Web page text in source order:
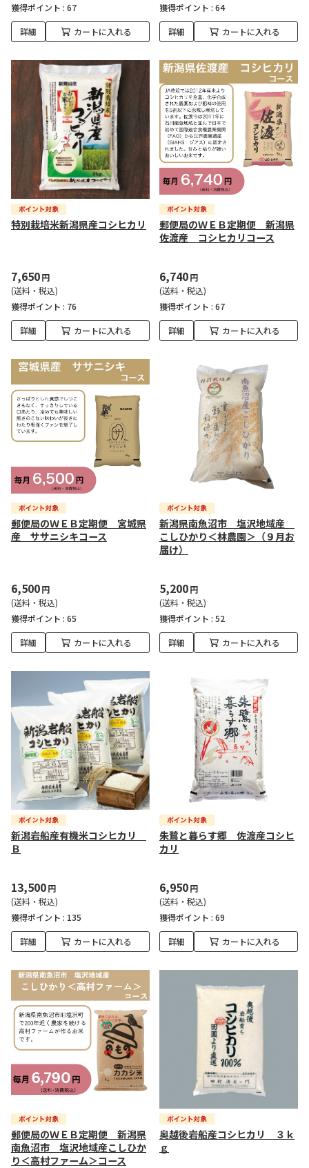
獲得ポイント : 67
詳細 カートに入れる
獲得ポイント : 64
詳細 カートに入れる
特別栽培米新潟県産コシヒカリ
7,650円
(送料・税込)
獲得ポイント : 76
詳細 カートに入れる
郵便局のＷＥＢ定期便 新潟県
佐渡産 コシヒカリコース
6,740円
(送料・税込)
獲得ポイント : 67
詳細 カートに入れる
郵便局のＷＥＢ定期便 宮城県
産 ササニシキコース
6,500円
(送料・税込)
獲得ポイント : 65
詳細 カートに入れる
新潟県南魚沼市 塩沢地域産
こしひかり＜林農園＞（９月お
届け）
5,200円
(送料・税込)
獲得ポイント : 52
詳細 カートに入れる
新潟岩船産有機米コシヒカリ
Ｂ
13,500円
(送料・税込)
獲得ポイント : 135
詳細 カートに入れる
朱鷺と暮らす郷 佐渡産コシヒ
カリ
6,950円
(送料・税込)
獲得ポイント : 69
詳細 カートに入れる
郵便局のＷＥＢ定期便 新潟県
南魚沼市 塩沢地域産こしひか
り＜高村ファーム＞コース
奥越後岩船産コシヒカリ ３ｋ
ｇ